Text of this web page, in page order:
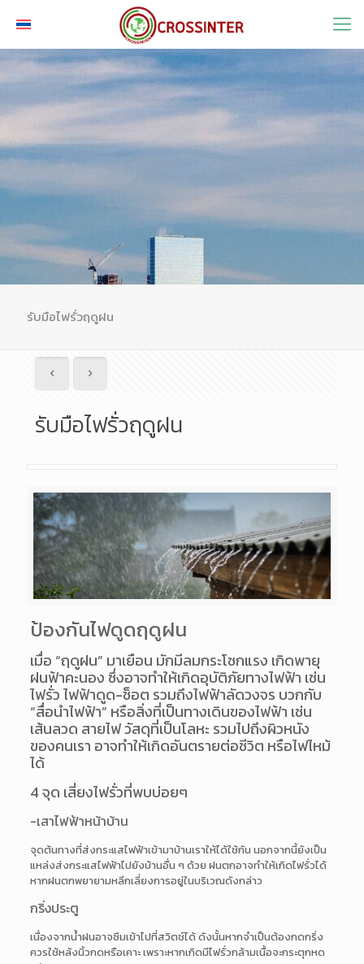
รับมือไฟรั่วฤดูฝน
รับมือไฟรั่วฤดูฝน
ป้องกันไฟดูดฤดูฝน
เมื่อ “ฤดูฝน” มาเยือน มักมีลมกระโชกแรง เกิดพายุ
ฝนฟ้าคะนอง ซึ่งอาจทำให้เกิดอุบัติภัยทางไฟฟ้า เช่น
ไฟรั่ว ไฟฟ้าดูด-ช็อต รวมถึงไฟฟ้าลัดวงจร บวกกับ
“สื่อนำไฟฟ้า” หรือสิ่งที่เป็นทางเดินของไฟฟ้า เช่น
เส้นลวด สายไฟ วัสดุที่เป็นโลหะ รวมไปถึงผิวหนัง
ของคนเรา อาจทำให้เกิดอันตรายต่อชีวิต หรือไฟไหม้
ได้
4 จุด เสี่ยงไฟรั่วที่พบบ่อยๆ
-เสาไฟฟ้าหน้าบ้าน
จุดต้นทางที่ส่งกระแสไฟฟ้าเข้ามาบ้านเราให้ได้ใช้กัน นอกจากนี้ยังเป็น
แหล่งส่งกระแสไฟฟ้าไปยังบ้านอื่น ๆ ด้วย ฝนตกอาจทำให้เกิดไฟรั่วได้
หากฝนตกพยายามหลีกเลี่ยงการอยู่ในบริเวณดังกล่าว
กริ่งประตู
เนื่องจากน้ำฝนอาจซึมเข้าไปที่สวิตช์ได้ ดังนั้นหากจำเป็นต้องกดกริ่ง
ควรใช้หลังนิ้วกดหรือเคาะ เพราะหากเกิดมีไฟรั่วกล้ามเนื้อจะกระตุกหด